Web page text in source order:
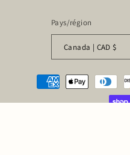
Pays/région
Canada | CAD $
Moyens